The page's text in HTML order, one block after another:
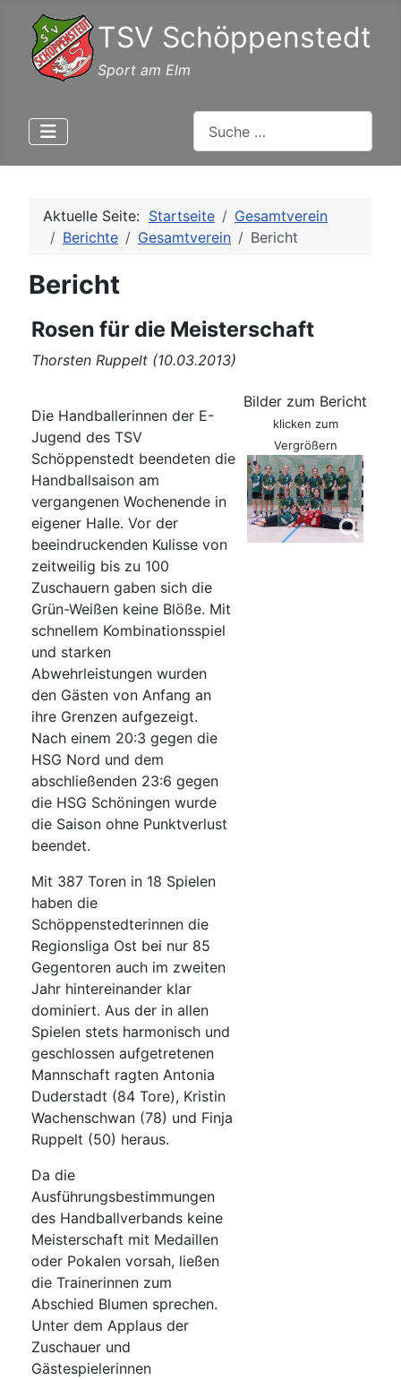
TSV Schöppenstedt
Sport am Elm
Aktuelle Seite: Startseite
Gesamtverein
Berichte
Gesamtverein Bericht
Bericht
Rosen für die Meisterschaft
Thorsten Ruppelt (10.03.2013)
Die Handballerinnen der E-
Jugend des TSV
Schöppenstedt beendeten die
Handballsaison am
vergangenen Wochenende in
eigener Halle. Vor der
beeindruckenden Kulisse von
zeitweilig bis zu 100
Zuschauern gaben sich die
Grün-Weißen keine Blöße. Mit
schnellem Kombinationsspiel
und starken
Abwehrleistungen wurden
den Gästen von Anfang an
ihre Grenzen aufgezeigt.
Nach einem 20:3 gegen die
HSG Nord und dem
abschließenden 23:6 gegen
die HSG Schöningen wurde
die Saison ohne Punktverlust
beendet.
Mit 387 Toren in 18 Spielen
haben die
Schöppenstedterinnen die
Regionsliga Ost bei nur 85
Gegentoren auch im zweiten
Jahr hintereinander klar
dominiert. Aus der in allen
Spielen stets harmonisch und
geschlossen aufgetretenen
Mannschaft ragten Antonia
Duderstadt (84 Tore), Kristin
Wachenschwan (78) und Finja
Ruppelt (50) heraus.
Da die
Ausführungsbestimmungen
des Handballverbands keine
Meisterschaft mit Medaillen
oder Pokalen vorsah, ließen
die Trainerinnen zum
Abschied Blumen sprechen.
Unter dem Applaus der
Zuschauer und
Gästespielerinnen
Bilder zum Bericht
klicken zum
Vergrößern